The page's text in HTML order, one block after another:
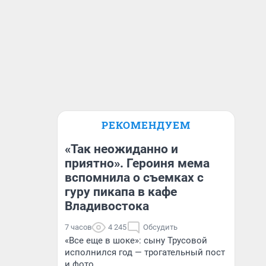
РЕКОМЕНДУЕМ
«Так неожиданно и
приятно». Героиня мема
вспомнила о съемках с
гуру пикапа в кафе
Владивостока
7 часов 4 245 Обсудить
«Все еще в шоке»: сыну Трусовой
исполнился год — трогательный пост